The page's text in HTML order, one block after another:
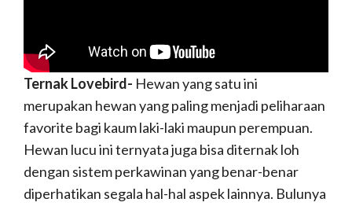
Ternak Lovebird- Hewan yang satu ini
merupakan hewan yang paling menjadi peliharaan
favorite bagi kaum laki-laki maupun perempuan.
Hewan lucu ini ternyata juga bisa diternak loh
dengan sistem perkawinan yang benar-benar
diperhatikan segala hal-hal aspek lainnya. Bulunya